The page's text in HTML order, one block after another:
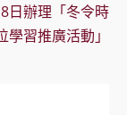
日辦理「冬令時
習推廣活動」